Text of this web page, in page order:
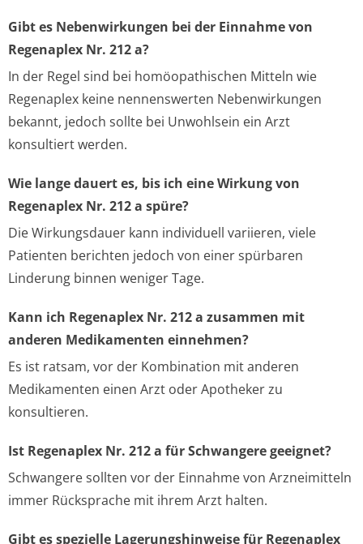
Gibt es Nebenwirkungen bei der Einnahme von
Regenaplex Nr. 212 a?
In der Regel sind bei homöopathischen Mitteln wie
Regenaplex keine nennenswerten Nebenwirkungen
bekannt, jedoch sollte bei Unwohlsein ein Arzt
konsultiert werden.
Wie lange dauert es, bis ich eine Wirkung von
Regenaplex Nr. 212 a spüre?
Die Wirkungsdauer kann individuell variieren, viele
Patienten berichten jedoch von einer spürbaren
Linderung binnen weniger Tage.
Kann ich Regenaplex Nr. 212 a zusammen mit
anderen Medikamenten einnehmen?
Es ist ratsam, vor der Kombination mit anderen
Medikamenten einen Arzt oder Apotheker zu
konsultieren.
Ist Regenaplex Nr. 212 a für Schwangere geeignet?
Schwangere sollten vor der Einnahme von Arzneimitteln
immer Rücksprache mit ihrem Arzt halten.
Gibt es spezielle Lagerungshinweise für Regenaplex